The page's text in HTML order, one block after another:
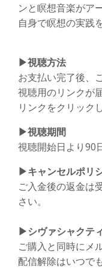
ンと瞑想音楽がア
自身で瞑想の実践
▶︎視聴方法
お支払い完了後、
視聴用のリンクが
リンクをクリック
▶︎視聴期間
視聴開始日より90
▶︎キャンセルポリ
ご入金後の返金は
さい。
▶︎シヴァシャクテ
ご購入と同時にメ
配信解除はいつで